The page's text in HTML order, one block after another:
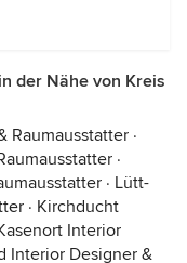
der Nähe von Kreis
Raumausstatter ·
·
· Lütt-
· Kirchducht
Interior
Interior Designer &